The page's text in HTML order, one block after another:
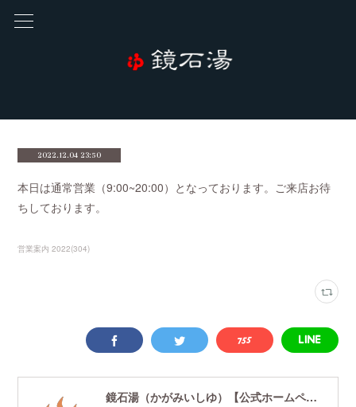
2022.12.04 23:50
本日は通常営業（9:00~20:00）となっております。ご来店お待
ちしております。
営業案内 2022(304)
鏡石湯（かがみいしゆ）【公式ホームページ】